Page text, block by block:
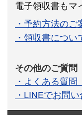
電子領収書もマ
・予約方法のご
・領収書につい
その他のご質問
・よくある質問
・LINEでお問